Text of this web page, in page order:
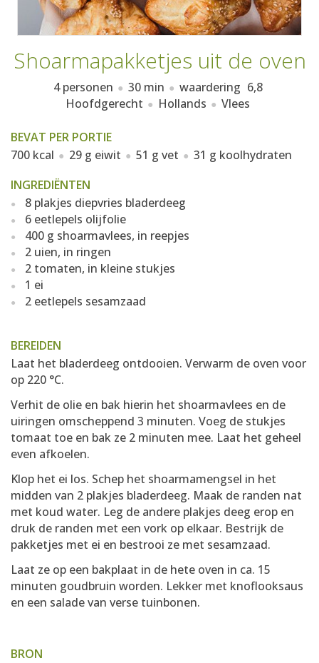
Shoarmapakketjes uit de oven
4 personen 30 min waardering 6,8
Hoofdgerecht
Hollands Vlees
BEVAT PER PORTIE
700 kcal
29 g eiwit 51 g vet
31 g koolhydraten
INGREDIËNTEN
8 plakjes diepvries bladerdeeg
6 eetlepels olijfolie
400 g shoarmavlees, in reepjes
2 uien, in ringen
2 tomaten, in kleine stukjes
1 ei
2 eetlepels sesamzaad
BEREIDEN
Laat het bladerdeeg ontdooien. Verwarm de oven voor
op 220 °C.
Verhit de olie en bak hierin het shoarmavlees en de
uiringen omscheppend 3 minuten. Voeg de stukjes
tomaat toe en bak ze 2 minuten mee. Laat het geheel
even afkoelen.
Klop het ei los. Schep het shoarmamengsel in het
midden van 2 plakjes bladerdeeg. Maak de randen nat
met koud water. Leg de andere plakjes deeg erop en
druk de randen met een vork op elkaar. Bestrijk de
pakketjes met ei en bestrooi ze met sesamzaad.
Laat ze op een bakplaat in de hete oven in ca. 15
minuten goudbruin worden. Lekker met knoflooksaus
en een salade van verse tuinbonen.
BRON